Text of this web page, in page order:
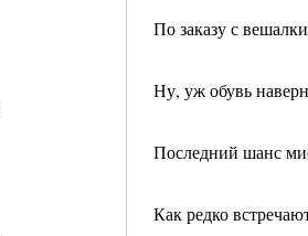
По заказу с
Ну, уж обувь
Последний шанс
Как редко